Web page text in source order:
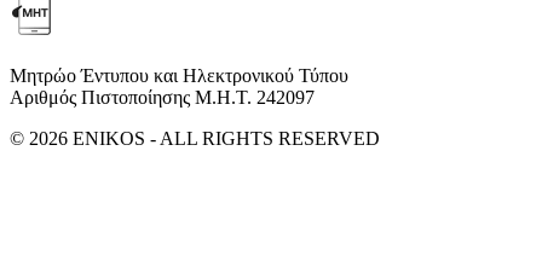
Μητρώο Έντυπου και Ηλεκτρονικού Τύπου
Αριθμός Πιστοποίησης Μ.Η.Τ. 242097
© 2026 ENIKOS - ALL RIGHTS RESERVED